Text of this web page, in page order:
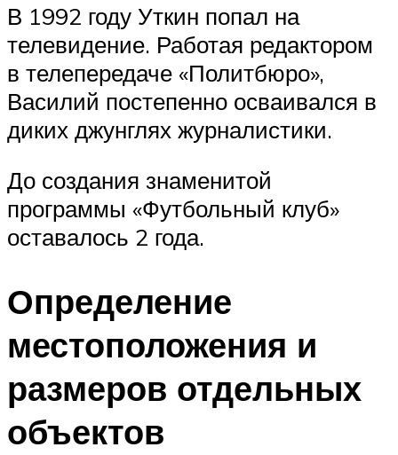
В 1992 году Уткин попал на
телевидение. Работая редактором
в телепередаче «Политбюро»,
Василий постепенно осваивался в
диких джунглях журналистики.
До создания знаменитой
программы «Футбольный клуб»
оставалось 2 года.
Определение
местоположения и
размеров отдельных
объектов